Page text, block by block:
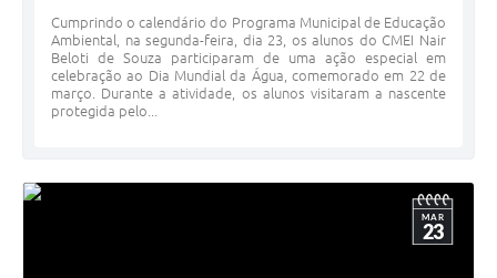
Cumprindo o calendário do Programa Municipal de Educação
Ambiental, na segunda-feira, dia 23, os alunos do CMEI Nair
Beloti de Souza participaram de uma ação especial em
celebração ao Dia Mundial da Água, comemorado em 22 de
março. Durante a atividade, os alunos visitaram a nascente
protegida pelo...
MAR
23